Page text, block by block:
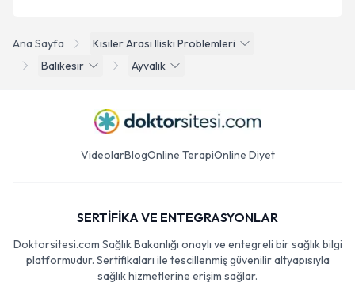
Ana Sayfa
Kisiler Arasi Iliski Problemleri
Balıkesir
Ayvalık
VideolarBlogOnline TerapiOnline Diyet
SERTİFİKA VE ENTEGRASYONLAR
Doktorsitesi.com Sağlık Bakanlığı onaylı ve entegreli bir sağlık bilgi
platformudur. Sertifikaları ile tescillenmiş güvenilir altyapısıyla
sağlık hizmetlerine erişim sağlar.